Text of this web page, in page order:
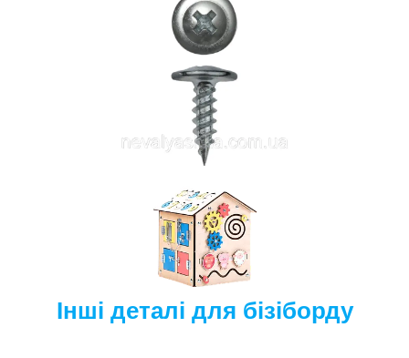
Інші деталі для бізіборду